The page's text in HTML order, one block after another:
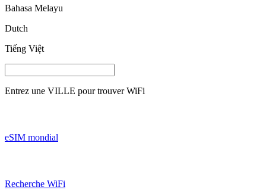
Bahasa Melayu
Dutch
Tiếng Việt
Entrez une VILLE pour trouver WiFi
eSIM mondial
Recherche WiFi